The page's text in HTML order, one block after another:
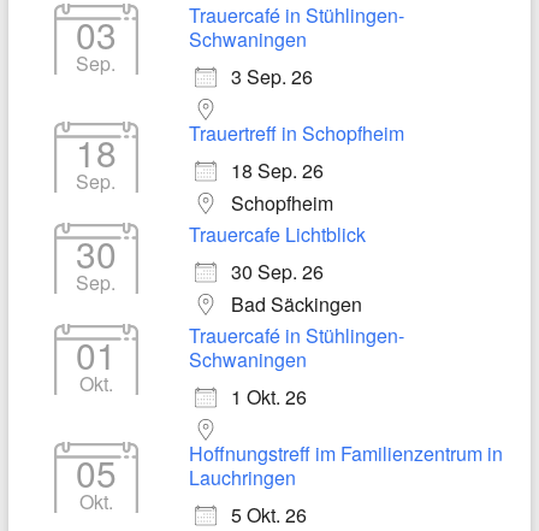
03
Sep.
Trauercafé in Stühlingen-
Schwaningen
3 Sep. 26
18
Sep.
Trauertreff in Schopfheim
18 Sep. 26
Schopfheim
30
Sep.
Trauercafe Lichtblick
30 Sep. 26
Bad Säckingen
01
Okt.
Trauercafé in Stühlingen-
Schwaningen
1 Okt. 26
05
Okt.
Hoffnungstreff im Familienzentrum in
Lauchringen
5 Okt. 26